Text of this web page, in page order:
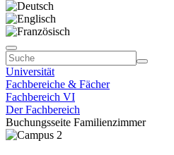
Universität
Fachbereiche & Fächer
Fachbereich VI
Der Fachbereich
Buchungsseite Familienzimmer